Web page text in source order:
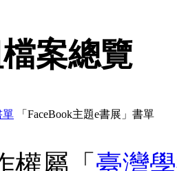
案總覽
單 「FaceBook主題e書展」書單
權屬「 臺灣